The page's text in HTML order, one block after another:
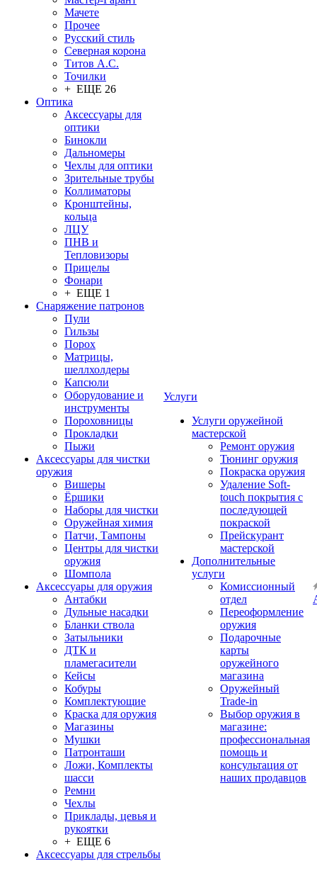
Мачете
Прочее
Русский стиль
Северная корона
Титов А.С.
Точилки
+ ЕЩЕ 26
Оптика
Аксессуары для
оптики
Бинокли
Дальномеры
Чехлы для оптики
Зрительные трубы
Коллиматоры
Кронштейны,
кольца
ЛЦУ
ПНВ и
Тепловизоры
Прицелы
Фонари
+ ЕЩЕ 1
Снаряжение патронов
Пули
Гильзы
Порох
Матрицы,
шеллхолдеры
Капсюли
Оборудование и
инструменты
Пороховницы
Прокладки
Пыжи
Аксессуары для чистки
оружия
Вишеры
Ёршики
Наборы для чистки
Оружейная химия
Патчи, Тампоны
Центры для чистки
оружия
Шомпола
Аксессуары для оружия
Антабки
Дульные насадки
Бланки ствола
Затыльники
ДТК и
пламегасители
Кейсы
Кобуры
Комплектующие
Краска для оружия
Магазины
Мушки
Патронташи
Ложи, Комплекты
шасси
Ремни
Чехлы
Приклады, цевья и
рукоятки
+ ЕЩЕ 6
Аксессуары для стрельбы
Услуги
Услуги оружейной
мастерской
Ремонт оружия
Тюнинг оружия
Покраска оружия
Удаление Soft-
touch покрытия с
последующей
покраской
Прейскурант
мастерской
Дополнительные
услуги
Комиссионный
отдел
Переоформление
оружия
Подарочные
карты
оружейного
магазина
Оружейный
Trade-in
Выбор оружия в
магазине:
профессиональная
помощь и
консультация от
наших продавцов